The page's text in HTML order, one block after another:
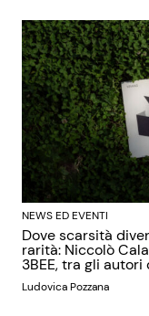
NEWS ED EVENTI
Dove scarsità
rarità: Niccolò
3BEE, tra gli autori
Ludovica Pozzana